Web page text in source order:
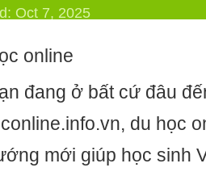
Oct 7, 2025
online
đang ở bất cứ đâu
du học
mới giúp học sinh